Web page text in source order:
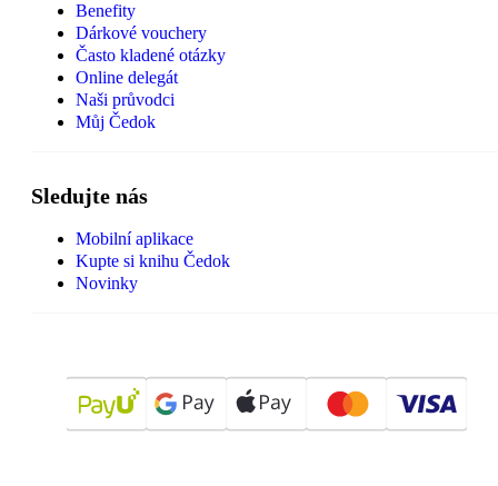
Benefity
Dárkové vouchery
Často kladené otázky
Online delegát
Naši průvodci
Můj Čedok
Sledujte nás
Mobilní aplikace
Kupte si knihu Čedok
Novinky